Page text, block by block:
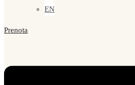
EN
Prenota